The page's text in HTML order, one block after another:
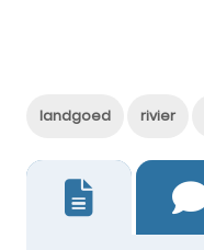
landgoed rivier